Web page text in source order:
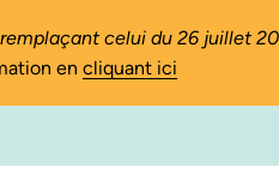
celui du 26 juillet
en cliquant ici